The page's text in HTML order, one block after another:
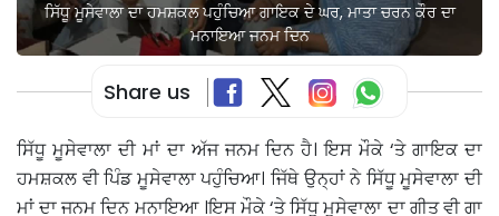
ਸਿੱਧੂ ਮੂਸੇਵਾਲਾ ਦਾ ਹਮਸ਼ਕਲ ਪਹੁੰਚਿਆ ਗਾਇਕ ਦੇ ਘਰ, ਮਾਤਾ ਚਰਨ ਕੌਰ ਦਾ
ਮਨਾਇਆ ਜਨਮ ਦਿਨ
Share us
ਸਿੱਧੂ ਮੂਸੇਵਾਲਾ ਦੀ ਮਾਂ ਦਾ ਅੱਜ ਜਨਮ ਦਿਨ ਹੈ। ਇਸ ਮੌਕੇ ‘ਤੇ ਗਾਇਕ ਦਾ
ਹਮਸ਼ਕਲ ਵੀ ਪਿੰਡ ਮੂਸੇਵਾਲਾ ਪਹੁੰਚਿਆ। ਜਿੱਥੇ ਉਨ੍ਹਾਂ ਨੇ ਸਿੱਧੂ ਮੂਸੇਵਾਲਾ ਦੀ
ਮਾਂ ਦਾ ਜਨਮ ਦਿਨ ਮਨਾਇਆ ।ਇਸ ਮੌਕੇ ‘ਤੇ ਸਿੱਧੂ ਮੂਸੇਵਾਲਾ ਦਾ ਗੀਤ ਵੀ ਗਾ